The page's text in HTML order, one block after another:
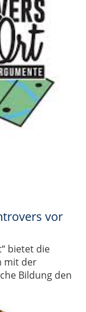
vor
bietet die
mit der
Bildung den